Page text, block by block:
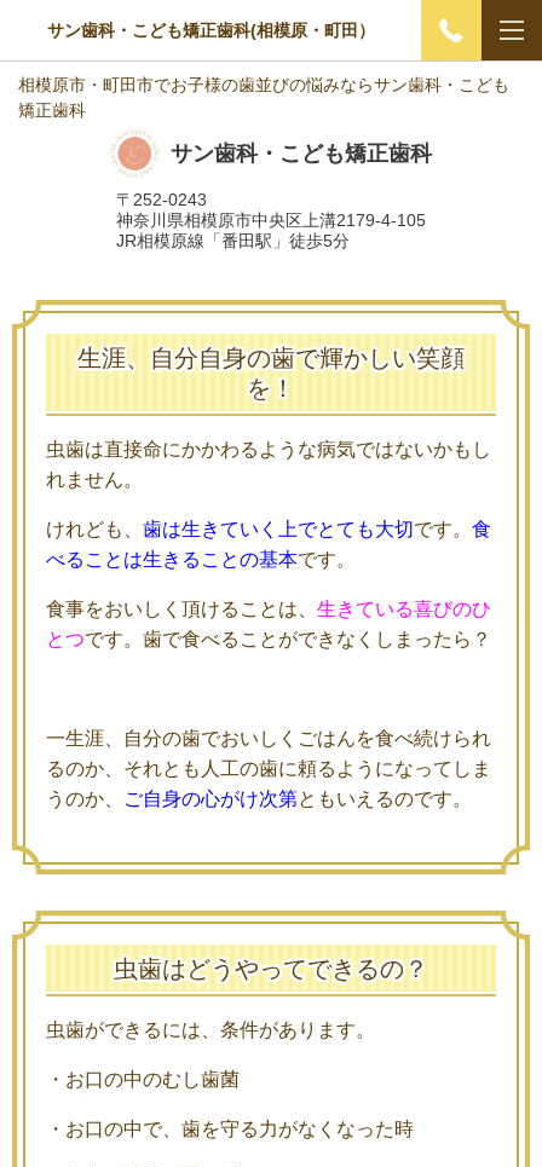
サン歯科・こども矯正歯科(相模原・町田）
相模原市・町田市でお子様の歯並びの悩みならサン歯科・こども
矯正歯科
サン歯科・こども矯正歯科
〒252-0243
神奈川県相模原市中央区上溝2179-4-105
JR相模原線「番田駅」徒歩5分
生涯、自分自身の歯で輝かしい笑顔
を！
虫歯は直接命にかかわるような病気ではないかもし
れません。
けれども、 歯は生きていく上でとても大切です。 食
べることは生きることの基本です。
食事をおいしく頂けることは、 生きている喜びのひ
とつです。歯で食べることができなくしまったら？
一生涯、自分の歯でおいしくごはんを食べ続けられ
るのか、それとも人工の歯に頼るようになってしま
うのか、
ご自身の心がけ次第ともいえるのです。
虫歯はどうやってできるの？
虫歯ができるには、条件があります。
・お口の中のむし歯菌
・お口の中で、歯を守る力がなくなった時